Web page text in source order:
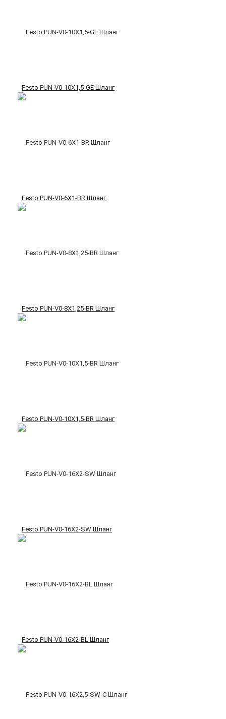
Festo PUN-V0-10X1,5-GE Шланг
Festo PUN-V0-6X1-BR Шланг
Festo PUN-V0-8X1,25-BR Шланг
Festo PUN-V0-10X1,5-BR Шланг
Festo PUN-V0-16X2-SW Шланг
Festo PUN-V0-16X2-BL Шланг